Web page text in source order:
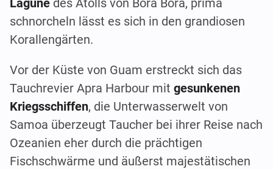
Lagune des Atolls von Bora Bora, prima
schnorcheln lässt es sich in den grandiosen
Korallengärten.
Vor der Küste von Guam erstreckt sich das
Tauchrevier Apra Harbour mit gesunkenen
Kriegsschiffen, die Unterwasserwelt von
Samoa überzeugt Taucher bei ihrer Reise nach
Ozeanien eher durch die prächtigen
Fischschwärme und äußerst majestätischen